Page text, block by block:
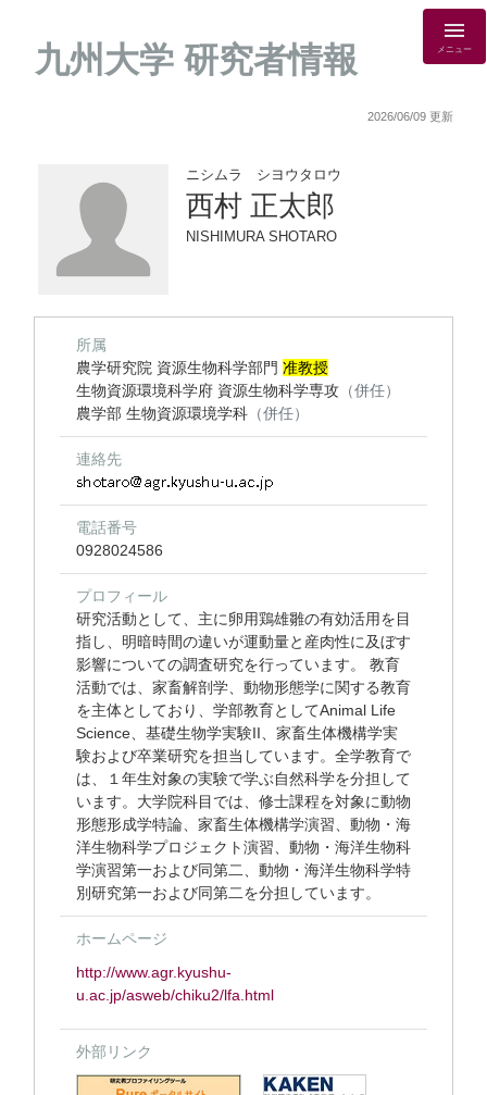
九州大学 研究者情報 メニュー
2026/06/09 更新
ニシムラ シヨウタロウ
西村 正太郎
NISHIMURA SHOTARO
所属
農学研究院 資源生物科学部門 准教授
生物資源環境科学府 資源生物科学専攻 （併任）
農学部 生物資源環境学科 （併任）
連絡先
電話番号
0928024586
プロフィール
研究活動として、主に卵用鶏雄雛の有効活用を目
指し、明暗時間の違いが運動量と産肉性に及ぼす
影響についての調査研究を行っています。 教育
活動では、家畜解剖学、動物形態学に関する教育
を主体としており、学部教育としてAnimal Life
Science、基礎生物学実験II、家畜生体機構学実
験および卒業研究を担当しています。全学教育で
は、１年生対象の実験で学ぶ自然科学を分担して
います。大学院科目では、修士課程を対象に動物
形態形成学特論、家畜生体機構学演習、動物・海
洋生物科学プロジェクト演習、動物・海洋生物科
学演習第一および同第二、動物・海洋生物科学特
別研究第一および同第二を分担しています。
ホームページ
http://www.agr.kyushu-
u.ac.jp/asweb/chiku2/lfa.html
外部リンク